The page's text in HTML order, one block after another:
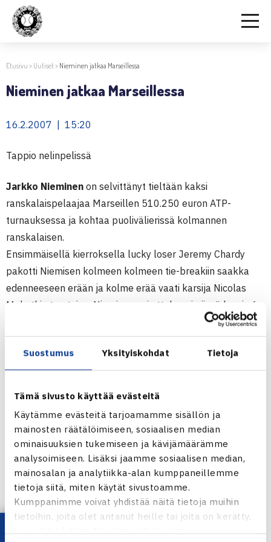
Suostumus Yksityiskohdat Tietoja
Tämä sivusto käyttää evästeitä
Käytämme evästeitä tarjoamamme sisällön ja
mainosten räätälöimiseen, sosiaalisen median
ominaisuuksien tukemiseen ja kävijämäärämme
analysoimiseen. Lisäksi jaamme sosiaalisen median,
mainosalan ja analytiikka-alan kumppaneillemme
tietoja siitä, miten käytät sivustoamme.
Kumppanimme voivat yhdistää näitä tietoja muihin
tietoihin, joita olet antanut heille tai joita on kerätty,
Etusivu > Uutiset> Nieminen jatkaa Marseillessa
Nieminen jatkaa Marseillessa
16.2.2007 | 15:20
Tappio nelinpelissä
Jarkko Nieminen on selvittänyt tieltään kaksi
ranskalaispelaajaa Marseillen 510.250 euron ATP-
turnauksessa ja kohtaa puolivälierissä kolmannen
ranskalaisen.
Ensimmäisellä kierroksella lucky loser Jeremy Chardy
pakotti Niemisen kolmeen kolmeen tie-breakiin saakka
edenneeseen erään ja kolme erää vaati karsija Nicolas
Mahutkin torstaina. Nieminen vei ottelun nimiinsä luvuin 6-
Puolivälierissä perjantaina hän kohtaa villillä kortilla
kisaan mukaan päässeen Julien Benneteaun. Mikäli
Nieminen voittaa ottelun hän pääsee ranskalaisista, sillä
vastaan tulee voittaja ottelusta Marcos Baghdatis-Mikhail
Myös nelinpelissä Nieminen ja Ruotsin Robin Söderling
saivat ranskalaisvastustajat puolivälierissä. Nämä
neljänneksi sijoitetetut Arnaud Clement ja Michael Llodra
veivät voiton pohjoismaisista vastustajistaan luvuin 6-2, 6-
Marseillen ATP-turnaus